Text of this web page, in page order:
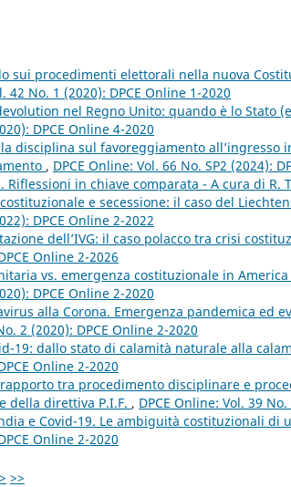
sui procedimenti elettorali nella nuova
42 No. 1 (2020): DPCE Online 1-2020
nel Regno Unito: quando è lo Stato
DPCE Online 4-2020
disciplina sul favoreggiamento all’ingresso
, DPCE Online: Vol. 66 No. SP2 (2024):
in chiave comparata - A cura di R.
e secessione: il caso del
DPCE Online 2-2022
dell’IVG: il caso polacco tra crisi
Online 2-2026
vs. emergenza costituzionale in
DPCE Online 2-2020
alla Corona. Emergenza pandemica ed
2 (2020): DPCE Online 2-2020
19: dallo stato di calamità naturale alla
Online 2-2020
tra procedimento disciplinare e
della direttiva P.I.F. , DPCE Online: Vol. 39
e Covid-19. Le ambiguità costituzionali di
Online 2-2020
> >>